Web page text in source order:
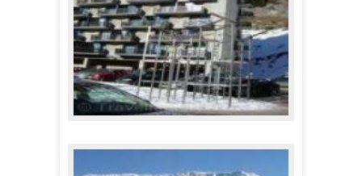
A partir de